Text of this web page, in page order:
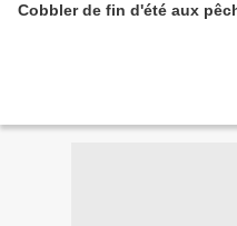
Cobbler de fin d'été aux